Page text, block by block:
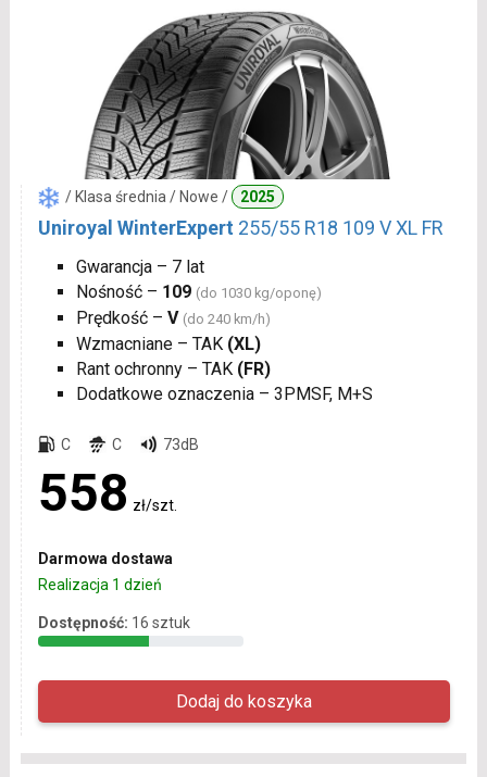
/ Klasa średnia / Nowe / 2025
Uniroyal WinterExpert 255/55 R18 109 V XL FR
Gwarancja – 7 lat
Nośność – 109 (do 1030 kg/oponę)
Prędkość – V (do 240 km/h)
Wzmacniane – TAK (XL)
Rant ochronny – TAK (FR)
Dodatkowe oznaczenia – 3PMSF, M+S
C C 73dB
558 zł/szt.
Darmowa dostawa
Realizacja 1 dzień
Dostępność: 16 sztuk